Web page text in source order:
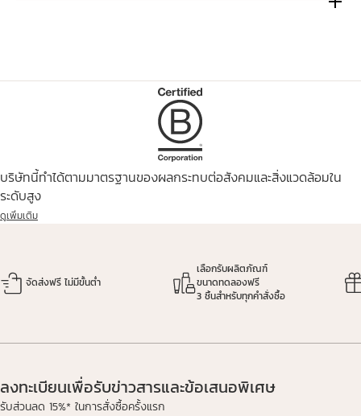
บริษัทนี้ทำได้ตามมาตรฐานของผลกระทบต่อสังคมและสิ่งแวดล้อมใน
ระดับสูง
ดูเพิ่มเติม
จัดส่งฟรี ไม่มีขั้นต่ำ
เลือกรับผลิตภัณฑ์
ขนาดทดลองฟรี
3 ชิ้นสำหรับทุกคำสั่งซื้อ
ลงทะเบียนเพื่อรับข่าวสารและข้อเสนอพิเศษ
รับส่วนลด 15%* ในการสั่งซื้อครั้งแรก